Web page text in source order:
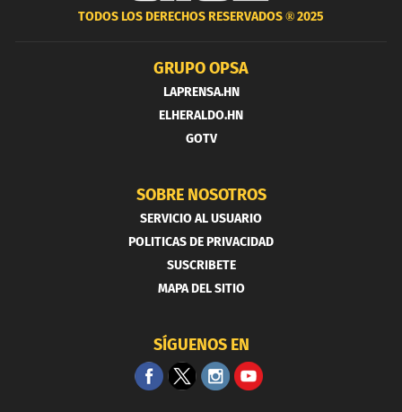
TODOS LOS DERECHOS RESERVADOS ®2025
GRUPO OPSA
LAPRENSA.HN
ELHERALDO.HN
GOTV
SOBRE NOSOTROS
SERVICIO AL USUARIO
POLITICAS DE PRIVACIDAD
SUSCRIBETE
MAPA DEL SITIO
SÍGUENOS EN